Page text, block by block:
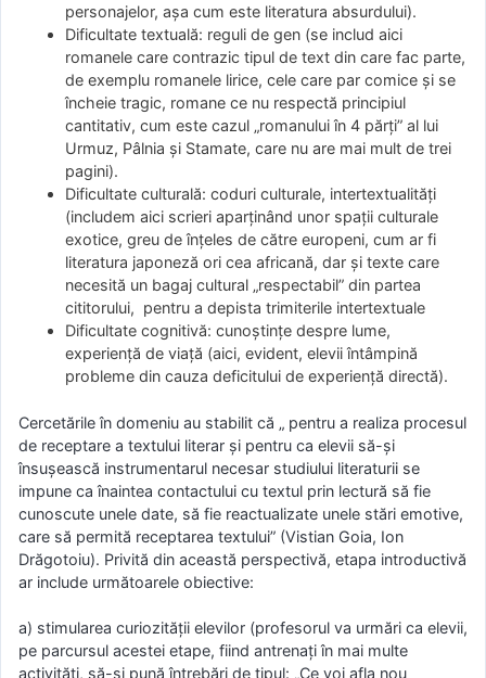
personajelor, aşa cum este literatura absurdului).
Dificultate textuală: reguli de gen (se includ aici
romanele care contrazic tipul de text din care fac parte,
de exemplu romanele lirice, cele care par comice şi se
încheie tragic, romane ce nu respectă principiul
cantitativ, cum este cazul „romanului în 4 părţi” al lui
Urmuz, Pâlnia şi Stamate, care nu are mai mult de trei
pagini).
Dificultate culturală: coduri culturale, intertextualităţi
(includem aici scrieri aparţinând unor spaţii culturale
exotice, greu de înţeles de către europeni, cum ar fi
literatura japoneză ori cea africană, dar şi texte care
necesită un bagaj cultural „respectabil” din partea
cititorului, pentru a depista trimiterile intertextuale
Dificultate cognitivă: cunoştinţe despre lume,
experienţă de viaţă (aici, evident, elevii întâmpină
probleme din cauza deficitului de experienţă directă).
Cercetările în domeniu au stabilit că „ pentru a realiza procesul
de receptare a textului literar şi pentru ca elevii să-şi
însuşească instrumentarul necesar studiului literaturii se
impune ca înaintea contactului cu textul prin lectură să fie
cunoscute unele date, să fie reactualizate unele stări emotive,
care să permită receptarea textului” (Vistian Goia, Ion
Drăgotoiu). Privită din această perspectivă, etapa introductivă
ar include următoarele obiective:
a) stimularea curiozităţii elevilor (profesorul va urmări ca elevii,
pe parcursul acestei etape, fiind antrenaţi în mai multe
activităţi, să-şi pună întrebări de tipul: „Ce voi afla nou